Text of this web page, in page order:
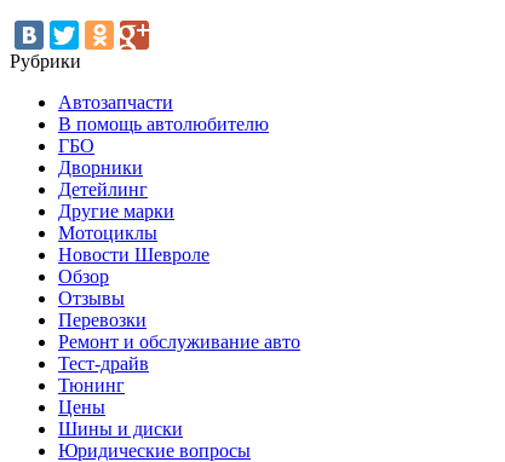
Рубрики
Автозапчасти
В помощь автолюбителю
ГБО
Дворники
Детейлинг
Другие марки
Мотоциклы
Новости Шевроле
Обзор
Отзывы
Перевозки
Ремонт и обслуживание авто
Тест-драйв
Тюнинг
Цены
Шины и диски
Юридические вопросы